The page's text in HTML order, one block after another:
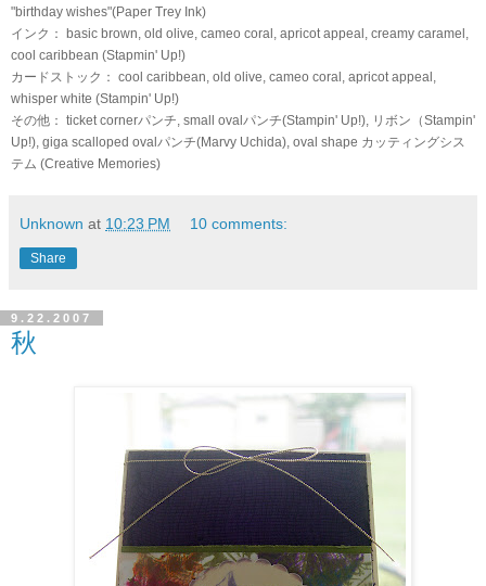
"birthday wishes"(Paper Trey Ink)
インク： basic brown, old olive, cameo coral, apricot appeal, creamy caramel,
cool caribbean (Stapmin' Up!)
カードストック： cool caribbean, old olive, cameo coral, apricot appeal,
whisper white (Stampin' Up!)
その他： ticket cornerパンチ, small ovalパンチ(Stampin' Up!), リボン（Stampin'
Up!), giga scalloped ovalパンチ(Marvy Uchida), oval shape カッティングシス
テム (Creative Memories)
Unknown at 10:23 PM 10 comments:
Share
9.22.2007
秋